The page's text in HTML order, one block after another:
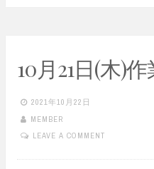
10月21日(木)
2021年10月22日
MEMBER
LEAVE A COMMENT